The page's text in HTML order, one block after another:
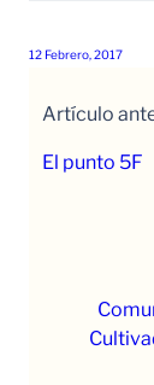
12 Febrero, 2017
Artículo
El punto 5F